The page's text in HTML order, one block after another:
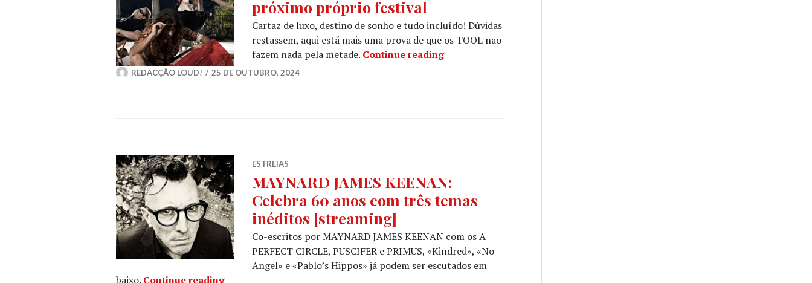
próximo próprio festival
Cartaz de luxo, destino de sonho e tudo incluído! Dúvidas
restassem, aqui está mais uma prova de que os TOOL não
fazem nada pela metade. Continue readingAgora os TOOL também têm o seu próximo próprio festival
REDACÇÃO LOUD! 25 DE OUTUBRO, 2024
ESTREIAS
MAYNARD JAMES KEENAN:
Celebra 60 anos com três temas
inéditos [streaming]
Co-escritos por MAYNARD JAMES KEENAN com os A
PERFECT CIRCLE, PUSCIFER e PRIMUS, «Kindred», «No
Angel» e «Pablo’s Hippos» já podem ser escutados em
baixo. Continue readingMAYNARD JAMES KEENAN: Celebra 60 anos com três temas inéditos [streaming]